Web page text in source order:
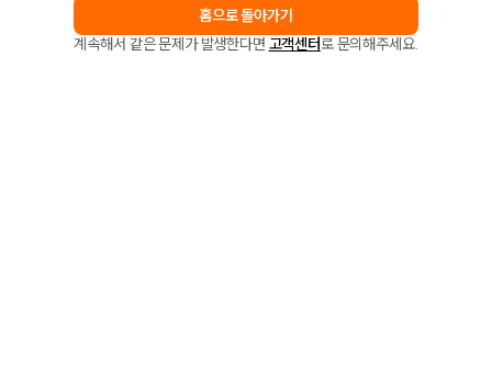
홈으로 돌아가기
계속해서 같은 문제가 발생한다면 고객센터로 문의해주세요.